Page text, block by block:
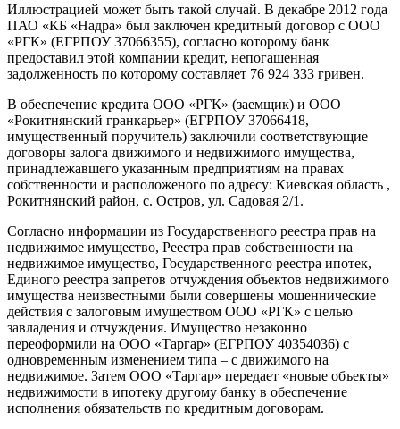
Иллюстрацией может быть такой случай. В декабре 2012 года
ПАО «КБ «Надра» был заключен кредитный договор с ООО
«РГК» (ЕГРПОУ 37066355), согласно которому банк
предоставил этой компании кредит, непогашенная
задолженность по которому составляет 76 924 333 гривен.
В обеспечение кредита ООО «РГК» (заемщик) и ООО
«Рокитнянский гранкарьер» (ЕГРПОУ 37066418,
имущественный поручитель) заключили соответствующие
договоры залога движимого и недвижимого имущества,
принадлежавшего указанным предприятиям на правах
собственности и расположеного по адресу: Киевская область ,
Рокитнянский район, с. Остров, ул. Садовая 2/1.
Согласно информации из Государственного реестра прав на
недвижимое имущество, Реестра прав собственности на
недвижимое имущество, Государственного реестра ипотек,
Единого реестра запретов отчуждения объектов недвижимого
имущества неизвестными были совершены мошеннические
действия с залоговым имуществом ООО «РГК» с целью
завладения и отчуждения. Имущество незаконно
переоформили на ООО «Таргар» (ЕГРПОУ 40354036) с
одновременным изменением типа – с движимого на
недвижимое. Затем ООО «Таргар» передает «новые объекты»
недвижимости в ипотеку другому банку в обеспечение
исполнения обязательств по кредитным договорам.